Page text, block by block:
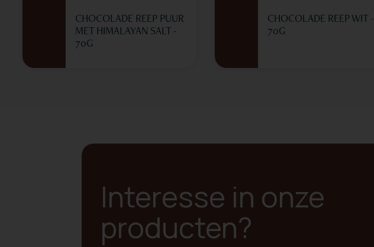
CHOCOLADE REEP PUUR
MET HIMALAYAN SALT -
70G
CHOCOLADE REEP WIT -
70G
Interesse in onze
producten?